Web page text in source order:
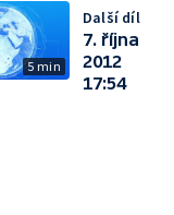
5 min
Další díl
7. října
2012
17:54